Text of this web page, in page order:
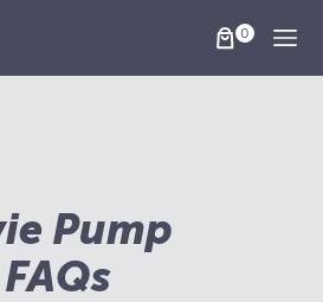
Pump
FAQs